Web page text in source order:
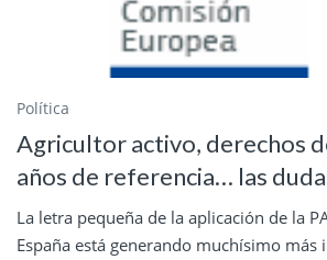
Política
Agricultor activo, derechos
años de referencia… las
La letra pequeña de la aplicación de la
España está generando muchísimo más